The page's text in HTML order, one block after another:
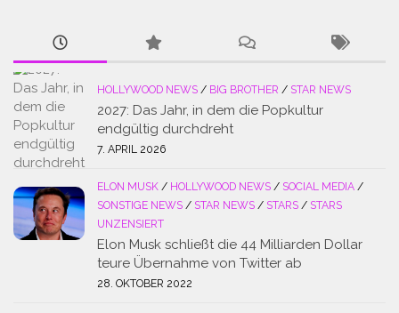
HOLLYWOOD NEWS / BIG BROTHER / STAR NEWS
2027: Das Jahr, in dem die Popkultur
endgültig durchdreht
7. APRIL 2026
ELON MUSK / HOLLYWOOD NEWS / SOCIAL MEDIA /
SONSTIGE NEWS / STAR NEWS / STARS / STARS
UNZENSIERT
Elon Musk schließt die 44 Milliarden Dollar
teure Übernahme von Twitter ab
28. OKTOBER 2022